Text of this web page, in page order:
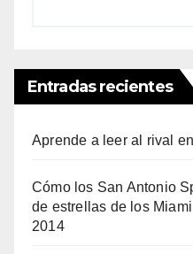
Entradas recientes
Aprende a leer al rival
Cómo los San Antonio
de estrellas de los
2014